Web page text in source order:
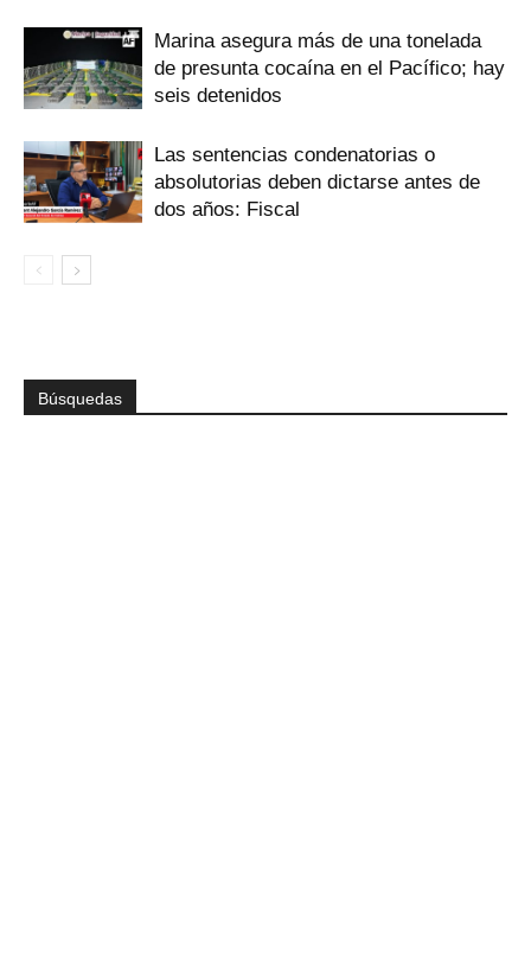
Marina asegura más de una tonelada
de presunta cocaína en el Pacífico; hay
seis detenidos
Las sentencias condenatorias o
absolutorias deben dictarse antes de
dos años: Fiscal
Búsquedas